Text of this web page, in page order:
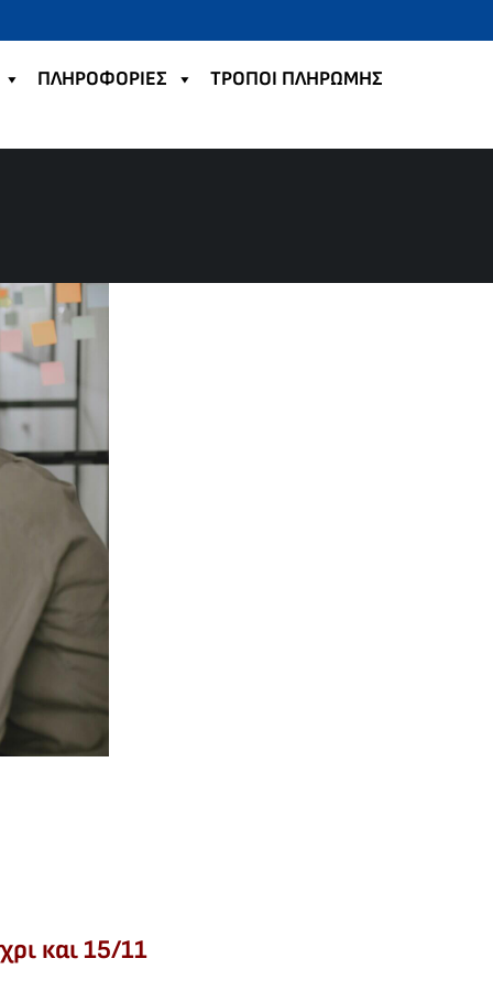
ΠΛΗΡΟΦΟΡΙΕΣ TΡΟΠΟΙ ΠΛΗΡΩΜΗΣ
και 15/11